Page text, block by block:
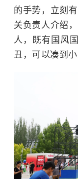
的手势，立刻
关负责人介绍
人，既有国风
丑，可以凑到